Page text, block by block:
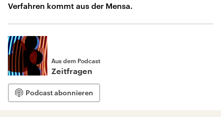
Verfahren kommt aus der Mensa.
Aus dem Podcast
Zeitfragen
Podcast abonnieren